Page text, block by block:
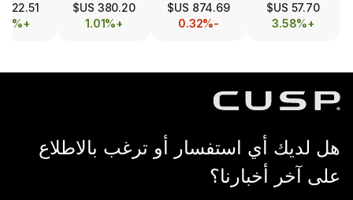
874.69 US$
-0.32%
380.20 US$
+1.01%
222.51 US$
+1.80%
US$
+0.04%
استفسار أو ترغب بالاطلاع